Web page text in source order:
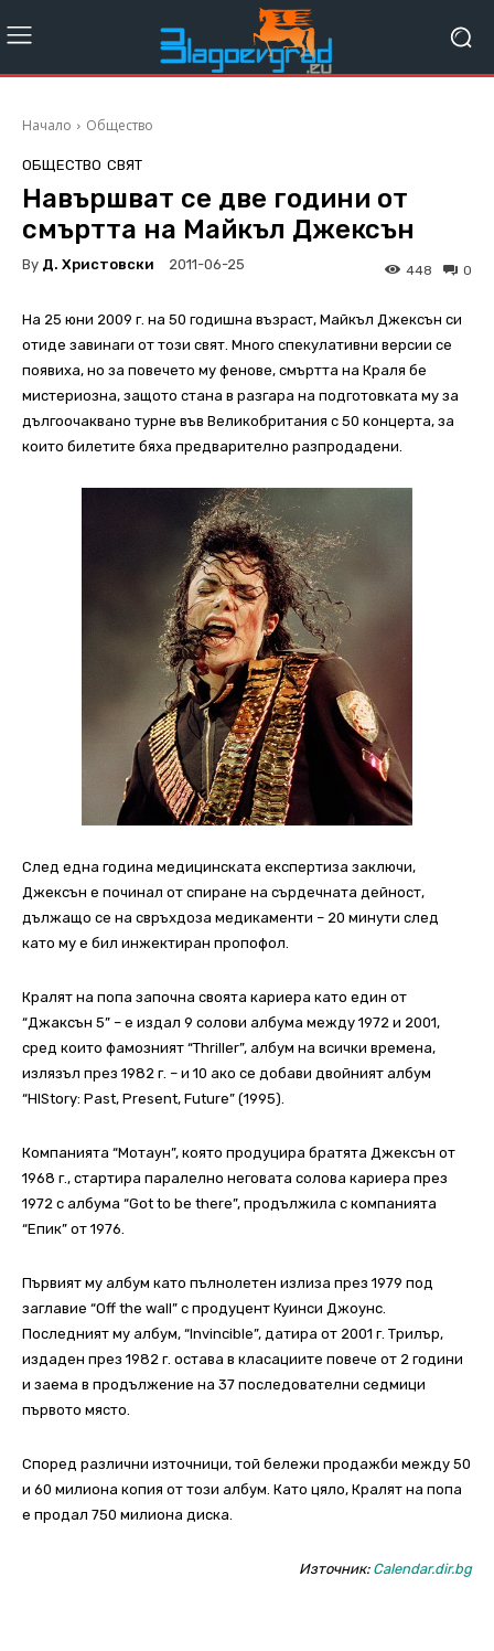
Начало Общество
ОБЩЕСТВО СВЯТ
Навършват се две години от
смъртта на Майкъл Джексън
By Д. Христовски 2011-06-25 0
448
На 25 юни 2009 г. на 50 годишна възраст, Майкъл Джексън си
отиде завинаги от този свят. Много спекулативни версии се
появиха, но за повечето му фенове, смъртта на Краля бе
мистериозна, защото стана в разгара на подготовката му за
дългоочаквано турне във Великобритания с 50 концерта, за
които билетите бяха предварително разпродадени.
След една година медицинската експертиза заключи,
Джексън е починал от спиране на сърдечната дейност,
дължащо се на свръхдоза медикаменти – 20 минути след
като му е бил инжектиран пропофол.
Кралят на попа започна своята кариера като един от
“Джаксън 5” – е издал 9 солови албума между 1972 и 2001,
сред които фамозният “Thriller”, албум на всички времена,
излязъл през 1982 г. – и 10 ако се добави двойният албум
“HIStory: Past, Present, Future” (1995).
Компанията “Мотаун”, която продуцира братята Джексън от
1968 г., стартира паралелно неговата солова кариера през
1972 с албума “Got to be there”, продължила с компанията
“Епик” от 1976.
Първият му албум като пълнолетен излиза през 1979 под
заглавие “Off the wall” с продуцент Куинси Джоунс.
Последният му албум, “Invincible”, датира от 2001 г. Трилър,
издаден през 1982 г. остава в класациите повече от 2 години
и заема в продължение на 37 последователни седмици
първото място.
Според различни източници, той бележи продажби между 50
и 60 милиона копия от този албум. Като цяло, Кралят на попа
е продал 750 милиона диска.
Източник: Calendar.dir.bg